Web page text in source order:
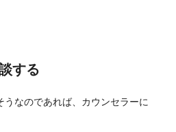
する
うなのであれば、カウンセラーに